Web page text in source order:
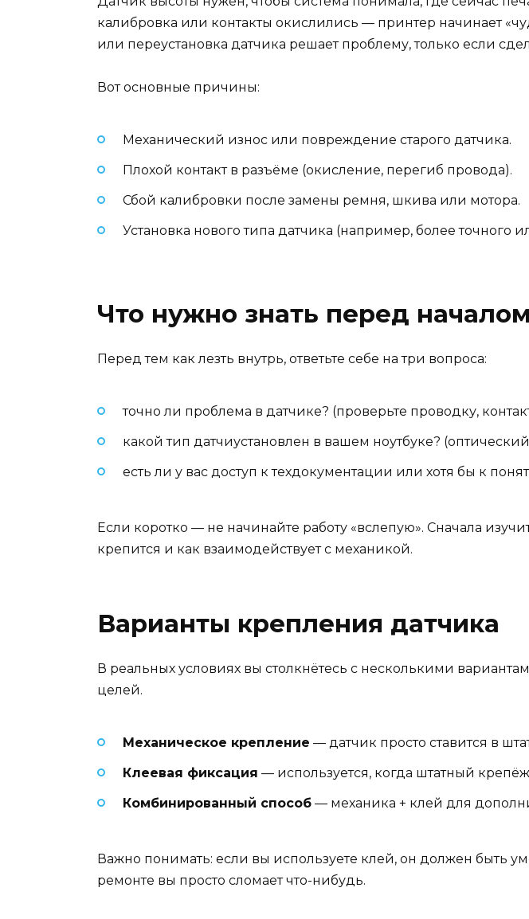
калибровка или контакты окислились — принтер начинает
или переустановка датчика решает проблему, только если
Вот основные причины:
Механический износ или повреждение старого датчика.
Плохой контакт в разъёме (окисление, перегиб провода).
Сбой калибровки после замены ремня, шкива или мотора.
Установка нового типа датчика (например, более точного
Что нужно знать перед
Перед тем как лезть внутрь, ответьте себе на три вопроса:
точно ли проблема в датчике? (проверьте проводку,
какой тип датчиустановлен в вашем ноутбуке?
есть ли у вас доступ к техдокументации или хотя бы к
Если коротко — не начинайте работу «вслепую». Сначала
крепится и как взаимодействует с механикой.
Варианты крепления датчика
В реальных условиях вы столкнётесь с несколькими
целей.
Механическое крепление — датчик просто ставится в
Клеевая фиксация — используется, когда штатный
Комбинированный способ — механика + клей для
Важно понимать: если вы используете клей, он должен быть
ремонте вы просто сломает что-нибудь.